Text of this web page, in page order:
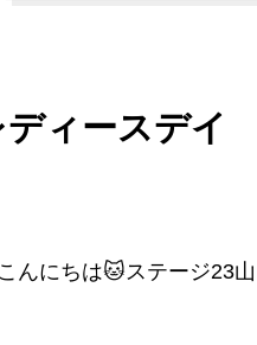
ィースデイ
こんにちは🐱ステージ23